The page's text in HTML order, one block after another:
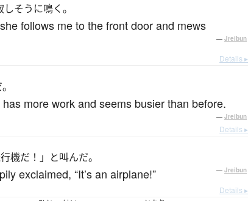
そうに鳴く。
follows me to the front door and mews
— Jreibun
Details ▸
more work and seems busier than before.
— Jreibun
Details ▸
行機だ！」と叫んだ。
exclaimed, “It’s an airplane!” — Jreibun
Details ▸